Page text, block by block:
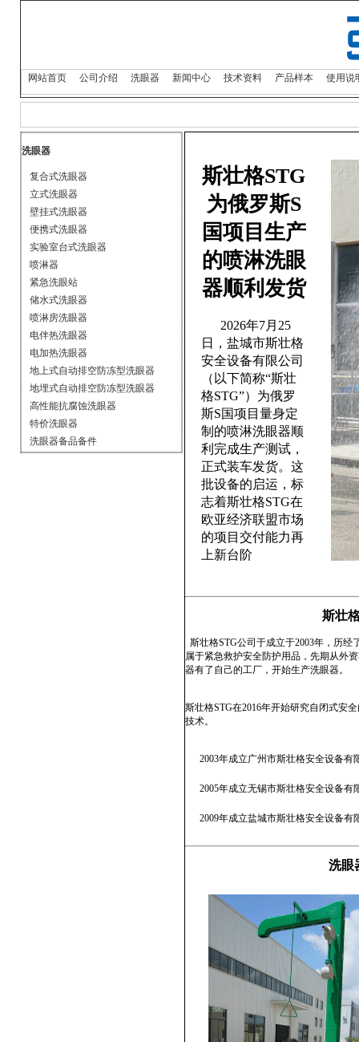
网站首页 公司介绍 洗眼器 新闻中心 技术资料 产品样本 使用说
洗眼器
复合式洗眼器
立式洗眼器
壁挂式洗眼器
便携式洗眼器
实验室台式洗眼器
喷淋器
紧急洗眼站
储水式洗眼器
喷淋房洗眼器
电伴热洗眼器
电加热洗眼器
地上式自动排空防冻型洗眼器
地埋式自动排空防冻型洗眼器
高性能抗腐蚀洗眼器
特价洗眼器
洗眼器备品备件
斯壮格STG
为俄罗斯S
国项目生产
的喷淋洗眼
器顺利发货
2026年7月25
日，盐城市斯壮格
安全设备有限公司
（以下简称“斯壮
格STG”）为俄罗
斯S国项目量身定
制的喷淋洗眼器顺
利完成生产测试，
正式装车发货。这
批设备的启运，标
志着斯壮格STG在
欧亚经济联盟市场
的项目交付能力再
上新台阶
斯壮
斯壮格STG公司于成立于2003年，历
属于紧急救护安全防护用品，先期从外
器有了自己的工厂，开始生产洗眼器。
斯壮格STG在2016年开始研究自闭式安
技术。
2003年成立广州市斯壮格安全设备有
2005年成立无锡市斯壮格安全设备有
2009年成立盐城市斯壮格安全设备有
洗眼